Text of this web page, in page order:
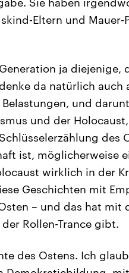
Eltern und Mauer-
ja diejenige,
da natürlich auch
und
und der
des
ist, möglicherweise
wirklich in der
Geschichten mit
– und das hat mit
Rollen-Trance gibt.
des Ostens. Ich